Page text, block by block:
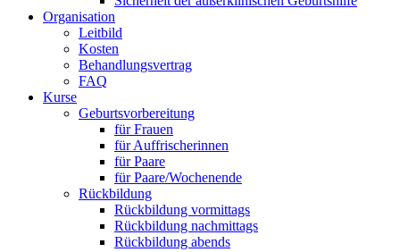
Organisation
Leitbild
Kosten
Behandlungsvertrag
FAQ
Kurse
Geburtsvorbereitung
für Frauen
für Auffrischerinnen
für Paare
für Paare/Wochenende
Rückbildung
Rückbildung vormittags
Rückbildung nachmittags
Rückbildung abends